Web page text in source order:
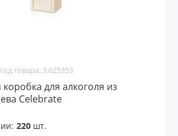
товара: 3.625353
для алкоголя из
Celebrate
220шт.